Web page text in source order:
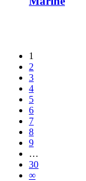
1
2
3
4
5
6
7
8
9
…
30
∞